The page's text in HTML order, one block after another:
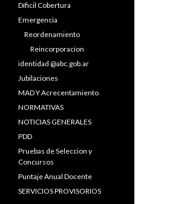
Díficil Cobertura
Emergencia
Reordenamiento
Reincorporacion
identidad @abc.gob.ar
Jubilaciones
MAD Y Acrecentamiento
NORMATIVAS
NOTICIAS GENERALES
PDD
Pruebas de Seleccion y
Concursos
Puntaje Anual Docente
SERVICIOS PROVISORIOS